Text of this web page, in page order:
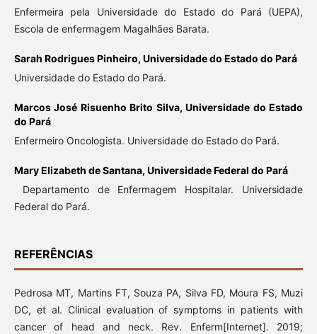
Enfermeira pela Universidade do Estado do Pará (UEPA),
Escola de enfermagem Magalhães Barata.
Sarah Rodrigues Pinheiro, Universidade do Estado do Pará
Universidade do Estado do Pará.
Marcos José Risuenho Brito Silva,Universidade do Estado
do Pará
Enfermeiro Oncologista. Universidade do Estado do Pará.
Mary Elizabeth de Santana, Universidade Federal do Pará
Departamento de Enfermagem Hospitalar. Universidade
Federal do Pará.
REFERÊNCIAS
Pedrosa MT, Martins FT, Souza PA, Silva FD, Moura FS, Muzi
DC, et al. Clinical evaluation of symptoms in patients with
cancer of head and neck. Rev. Enferm[Internet]. 2019;